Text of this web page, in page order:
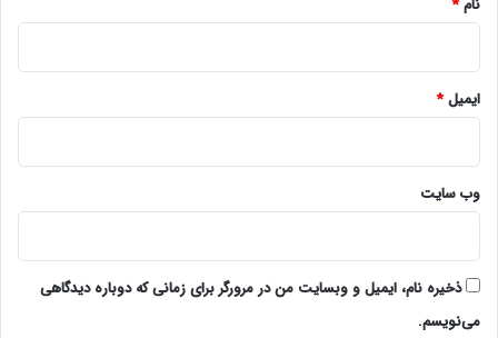
نام*
ایمیل*
وب‌ سایت
ذخیره نام، ایمیل و وبسایت من در مرورگر برای زمانی که دوباره دیدگاهی
می‌نویسم.